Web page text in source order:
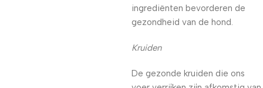
ingrediënten bevorderen de
gezondheid van de hond.
Kruiden
De gezonde kruiden die ons